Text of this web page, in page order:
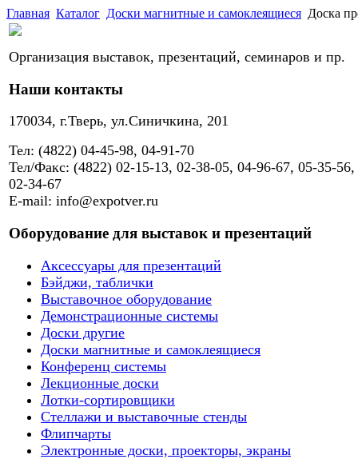
Главная Каталог Доски магнитные и самоклеящиеся Доска
Организация выставок, презентаций, семинаров и пр.
Наши контакты
170034, г.Тверь, ул.Синичкина, 201
Тел: (4822) 04-45-98, 04-91-70
Тел/Факс: (4822) 02-15-13, 02-38-05, 04-96-67, 05-35-56,
02-34-67
E-mail: info@expotver.ru
Оборудование для выставок и презентаций
Аксессуары для презентаций
Бэйджи, таблички
Выставочное оборудование
Демонстрационные системы
Доски другие
Доски магнитные и самоклеящиеся
Конференц системы
Лекционные доски
Лотки-сортировщики
Стеллажи и выставочные стенды
Флипчарты
Электронные доски, проекторы, экраны